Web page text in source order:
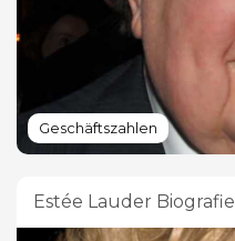
Geschäftszahlen
Estée Lauder Biografie